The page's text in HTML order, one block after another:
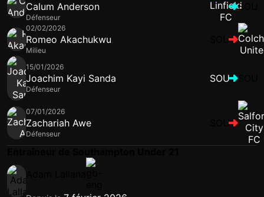
Calum Anderson
Défenseur
SOU
02/02/2026
Romeo Akachukwu
Milieu
SOU
15/01/2026
Joachim Kayi Sanda
Défenseur
SOU
07/01/2026
Zachariah Awe
Défenseur
SOU